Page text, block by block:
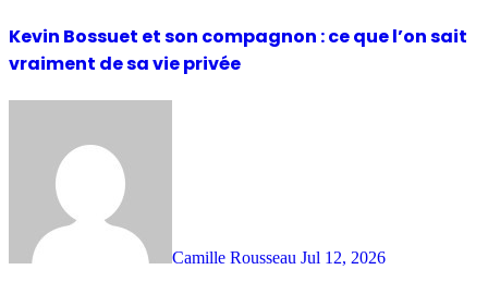
Kevin Bossuet et son compagnon : ce que l’on sait
vraiment de sa vie privée
Camille Rousseau Jul 12, 2026